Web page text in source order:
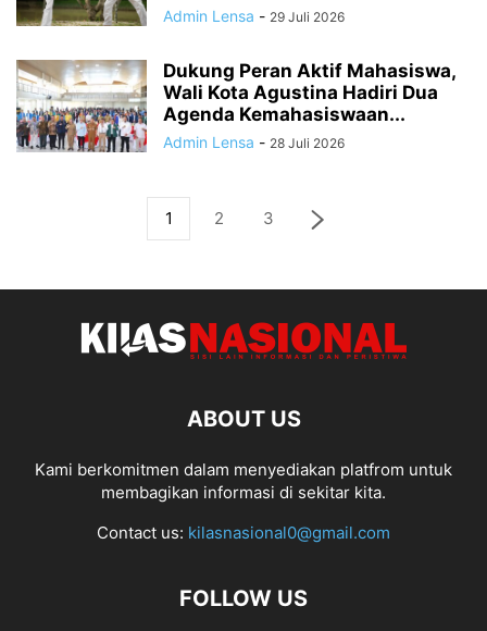
Admin Lensa - 29 Juli 2026
Dukung Peran Aktif Mahasiswa,
Wali Kota Agustina Hadiri Dua
Agenda Kemahasiswaan...
Admin Lensa - 28 Juli 2026
1 2 3
ABOUT US
Kami berkomitmen dalam menyediakan platfrom untuk
membagikan informasi di sekitar kita.
Contact us: kilasnasional0@gmail.com
FOLLOW US